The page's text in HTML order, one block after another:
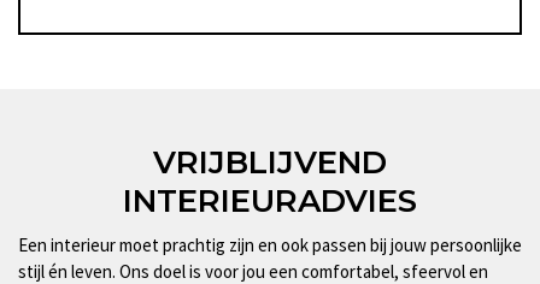
VRIJBLIJVEND
INTERIEURADVIES
Een interieur moet prachtig zijn en ook passen bij jouw persoonlijke
stijl én leven. Ons doel is voor jou een comfortabel, sfeervol en